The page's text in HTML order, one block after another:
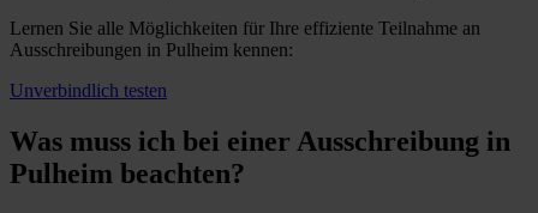
Lernen Sie alle Möglichkeiten für Ihre effiziente Teilnahme an
Ausschreibungen in Pulheim kennen:
Unverbindlich testen
Was muss ich bei einer Ausschreibung in
Pulheim beachten?